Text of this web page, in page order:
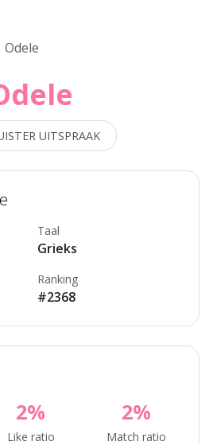
Odele
UITSPRAAK
Taal
Grieks
Ranking
#2368
2%
Like ratio
2%
Match ratio